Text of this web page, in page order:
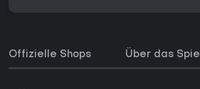
Offizielle Shops Über das Spiel